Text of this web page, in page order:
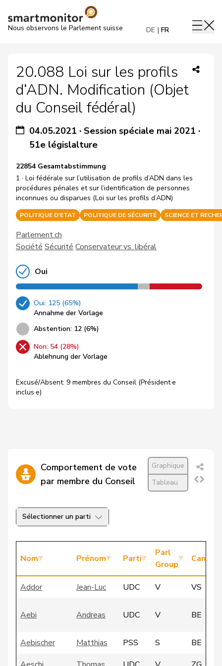
Nous observons le Parlement suisse DE FR
20.088 Loi sur les profils
d‘ADN. Modification (Objet
du Conseil fédéral)
04.05.2021 ·Session spéciale mai 2021 ·
51e législalture
22854 Gesamtabstimmung
1 · Loi fédérale sur l’utilisation de profils d’ADN dans les
procédures pénales et sur l’identification de personnes
inconnues ou disparues (Loi sur les profils d’ADN)
POLITIQUE D'ETAT POLITIQUE DE SÉCURITÉ SCIENCE ET
Parlement.ch
Société Sécurité Conservateur vs. libéral
Oui
Oui: 125 (65%)
Annahme der Vorlage
Abstention: 12 (6%)
Non: 54 (28%)
Ablehnung der Vorlage
Excusé/Absent: 9 membres du Conseil (Président·e
inclus·e)
Comportement de vote
par membre du Conseil
Graphique
Tableau
Sélectionner un parti
Nom Prénom Parti
Parl
Group
Canton
Addor Jean-Luc UDC V VS
Aebi Andreas UDC V BE
Aebischer Matthias PSS S
BE